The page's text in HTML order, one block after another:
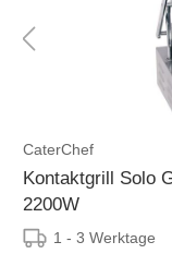
CaterChef
Kontaktgrill Solo
2200W
1 - 3 Werktage